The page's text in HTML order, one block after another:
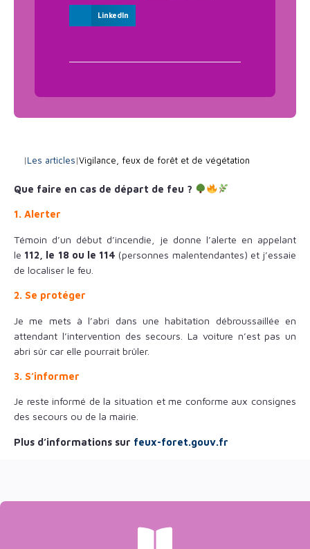
LinkedIn
|Les articles|Vigilance, feux de forêt et de végétation
Que faire en cas de départ de feu ?
1. Alerter
Témoin d’un début d’incendie, je donne l’alerte en appelant
le 112, le 18 ou le 114 (personnes malentendantes) et j’essaie
de localiser le feu.
2. Se protéger
Je me mets à l’abri dans une habitation débroussaillée en
attendant l’intervention des secours. La voiture n’est pas un
abri sûr car elle pourrait brûler.
3. S’informer
Je reste informé de la situation et me conforme aux consignes
des secours ou de la mairie.
Plus d’informations sur feux-foret.gouv.fr